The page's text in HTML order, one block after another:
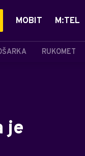
RUKOMET
MOBIT M:TEL
je